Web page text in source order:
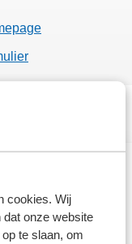
cookies. Wij
onze website
te slaan, om